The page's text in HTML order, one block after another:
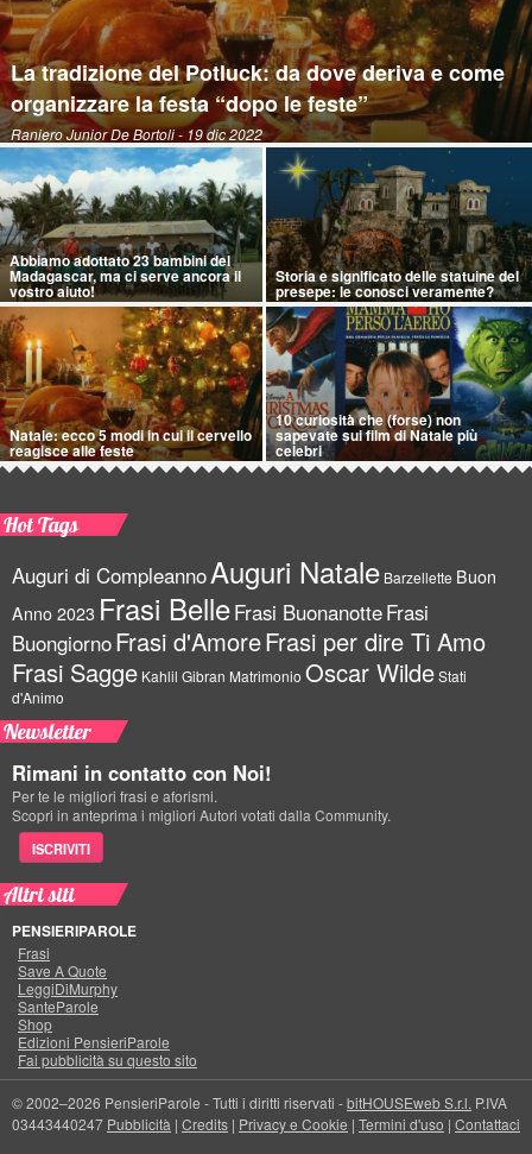
La tradizione del Potluck: da dove deriva e come
organizzare la festa “dopo le feste”
Raniero Junior De Bortoli- 19 dic 2022
Abbiamo adottato 23 bambini del
Madagascar, ma ci serve ancora il
vostro aiuto!
Storia e significato delle statuine del
presepe: le conosci veramente?
Natale: ecco 5 modi in cui il cervello
reagisce alle feste
10 curiosità che (forse) non
sapevate sui film di Natale più
celebri
Hot Tags
Auguri di CompleannoAuguri Natale Barzellette Buon
Anno 2023 Frasi BelleFrasi BuonanotteFrasi
BuongiornoFrasi d'AmoreFrasi per dire Ti Amo
Frasi Sagge Kahlil Gibran Matrimonio Oscar WildeStati
d'Animo
Newsletter
Rimani in contatto con Noi!
Per te le migliori frasi e aforismi.
Scopri in anteprima i migliori Autori votati dalla Community.
ISCRIVITI
Altri siti
PENSIERIPAROLE
Frasi
Save A Quote
LeggiDiMurphy
SanteParole
Shop
Edizioni PensieriParole
Fai pubblicità su questo sito
© 2002–2026 PensieriParole - Tutti i diritti riservati -bitHOUSEweb S.r.l. P.IVA
03443440247 Pubblicità | Credits | Privacy e Cookie | Termini d'uso | Contattaci